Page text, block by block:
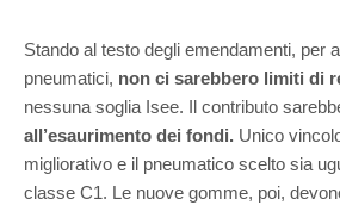
Stando al testo degli emendamenti, per
pneumatici, non ci sarebbero limiti di
nessuna soglia Isee. Il contributo
all’esaurimento dei fondi. Unico
migliorativo e il pneumatico scelto sia
classe C1. Le nuove gomme, poi,